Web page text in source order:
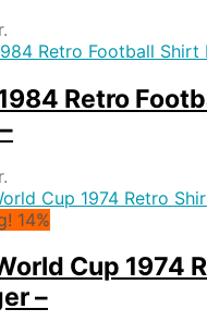
Retro
14%
Cup 1974
–